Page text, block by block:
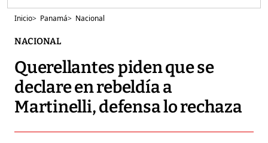
Inicio> Panamá> Nacional
NACIONAL
Querellantes piden que se
declare en rebeldía a
Martinelli, defensa lo rechaza